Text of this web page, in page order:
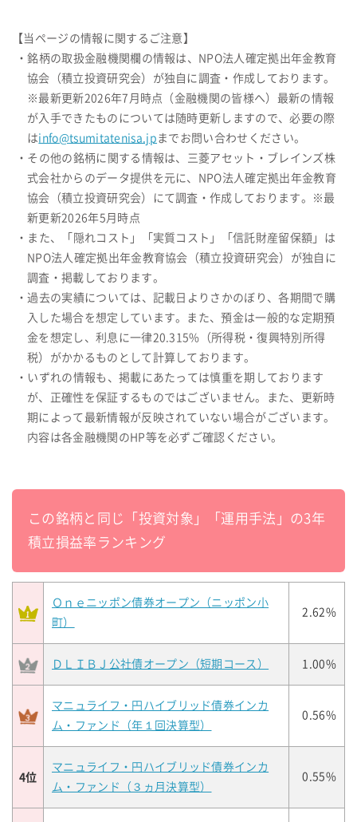
【当ページの情報に関するご注意】
・銘柄の取扱金融機関欄の情報は、NPO法人確定拠出年金教育
協会（積立投資研究会）が独自に調査・作成しております。
※最新更新2026年7月時点（金融機関の皆様へ）最新の情報
が入手できたものについては随時更新しますので、必要の際
はinfo@tsumitatenisa.jp までお問い合わせください。
・その他の銘柄に関する情報は、三菱アセット・ブレインズ株
式会社からのデータ提供を元に、NPO法人確定拠出年金教育
協会（積立投資研究会）にて調査・作成しております。※最
新更新2026年5月時点
・また、「隠れコスト」「実質コスト」「信託財産留保額」は
NPO法人確定拠出年金教育協会（積立投資研究会）が独自に
調査・掲載しております。
・過去の実績については、記載日よりさかのぼり、各期間で購
入した場合を想定しています。また、預金は一般的な定期預
金を想定し、利息に一律20.315%（所得税・復興特別所得
税）がかかるものとして計算しております。
・いずれの情報も、掲載にあたっては慎重を期しております
が、正確性を保証するものではございません。また、更新時
期によって最新情報が反映されていない場合がございます。
内容は各金融機関のHP等を必ずご確認ください。
この銘柄と同じ「投資対象」「運用手法」の3年
積立損益率ランキング
Ｏｎｅニッポン債券オープン（ニッポン小
町）
2.62%
ＤＬＩＢＪ公社債オープン（短期コース） 1.00%
マニュライフ・円ハイブリッド債券インカ
ム・ファンド（年１回決算型）
0.56%
4位
マニュライフ・円ハイブリッド債券インカ
ム・ファンド（３ヵ月決算型）
0.55%